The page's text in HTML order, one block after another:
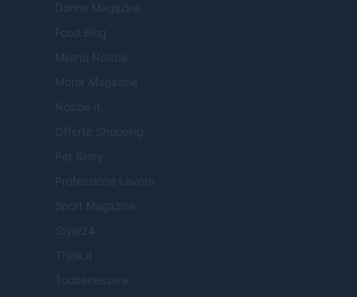
Donne Magazine
Food Blog
Milano Notizie
Motor Magazine
Notizie.it
Offerte Shopping
Pet Story
Professione Lavoro
Sport Magazine
Style24
Think.it
Tuobenessere